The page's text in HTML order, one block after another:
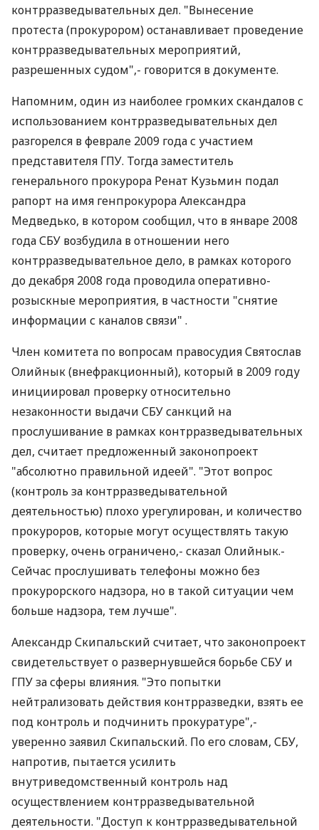
контрразведывательных дел. "Вынесение
протеста (прокурором) останавливает проведение
контрразведывательных мероприятий,
разрешенных судом",- говорится в документе.
Напомним, один из наиболее громких скандалов с
использованием контрразведывательных дел
разгорелся в феврале 2009 года с участием
представителя ГПУ. Тогда заместитель
генерального прокурора Ренат Кузьмин подал
рапорт на имя генпрокурора Александра
Медведько, в котором сообщил, что в январе 2008
года СБУ возбудила в отношении него
контрразведывательное дело, в рамках которого
до декабря 2008 года проводила оперативно-
розыскные мероприятия, в частности "снятие
информации с каналов связи" .
Член комитета по вопросам правосудия Святослав
Олийнык (внефракционный), который в 2009 году
инициировал проверку относительно
незаконности выдачи СБУ санкций на
прослушивание в рамках контрразведывательных
дел, считает предложенный законопроект
"абсолютно правильной идеей". "Этот вопрос
(контроль за контрразведывательной
деятельностью) плохо урегулирован, и количество
прокуроров, которые могут осуществлять такую
проверку, очень ограничено,- сказал Олийнык.-
Сейчас прослушивать телефоны можно без
прокурорского надзора, но в такой ситуации чем
больше надзора, тем лучше".
Александр Скипальский считает, что законопроект
свидетельствует о развернувшейся борьбе СБУ и
ГПУ за сферы влияния. "Это попытки
нейтрализовать действия контрразведки, взять ее
под контроль и подчинить прокуратуре",-
уверенно заявил Скипальский. По его словам, СБУ,
напротив, пытается усилить
внутриведомственный контроль над
осуществлением контрразведывательной
деятельности. "Доступ к контрразведывательной